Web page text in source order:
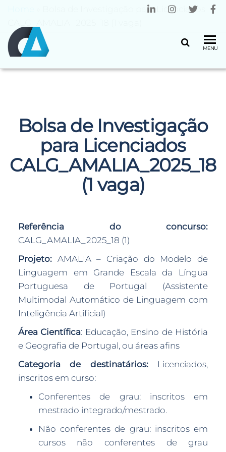
MENU
Bolsa de Investigação para Licenciados
Bolsa de Investigação
para Licenciados
CALG_AMALIA_2025_18
(1 vaga)
Referência do concurso:
CALG_AMALIA_2025_18 (1)
Projeto: AMALIA – Criação do Modelo de
Linguagem em Grande Escala da Língua
Portuguesa de Portugal (Assistente
Multimodal Automático de Linguagem com
Inteligência Artificial)
Área Científica: Educação, Ensino de História
e Geografia de Portugal, ou áreas afins
Categoria de destinatários:Licenciados,
inscritos em curso:
Conferentes de grau: inscritos em
mestrado integrado/mestrado.
Não conferentes de grau: inscritos em
cursos não conferentes de grau